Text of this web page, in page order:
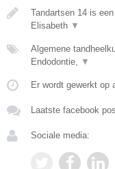
Tandartsen 14 is
Elisabeth ▼
Algemene
Endodontie, ▼
Er wordt gewerkt op
Laatste facebook
Sociale media: